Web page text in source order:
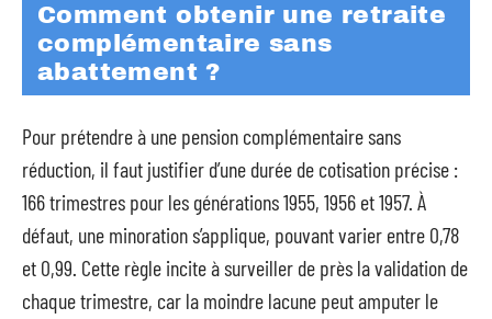
Comment obtenir une retraite
complémentaire sans
abattement ?
Pour prétendre à une pension complémentaire sans
réduction, il faut justifier d’une durée de cotisation précise :
166 trimestres pour les générations 1955, 1956 et 1957. À
défaut, une minoration s’applique, pouvant varier entre 0,78
et 0,99. Cette règle incite à surveiller de près la validation de
chaque trimestre, car la moindre lacune peut amputer le